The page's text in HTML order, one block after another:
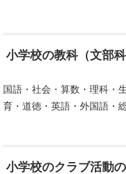
小学校の教科（文部科
国語・社会・算数・理科・
育・道徳・英語・外国語・
小学校のクラブ活動